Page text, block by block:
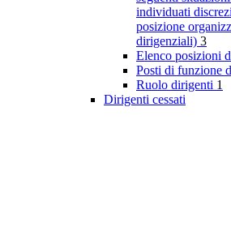
individuati
posizione
dirigenziali) 3
Elenco posizioni
Posti di funzione
Ruolo dirigenti 1
Dirigenti cessati